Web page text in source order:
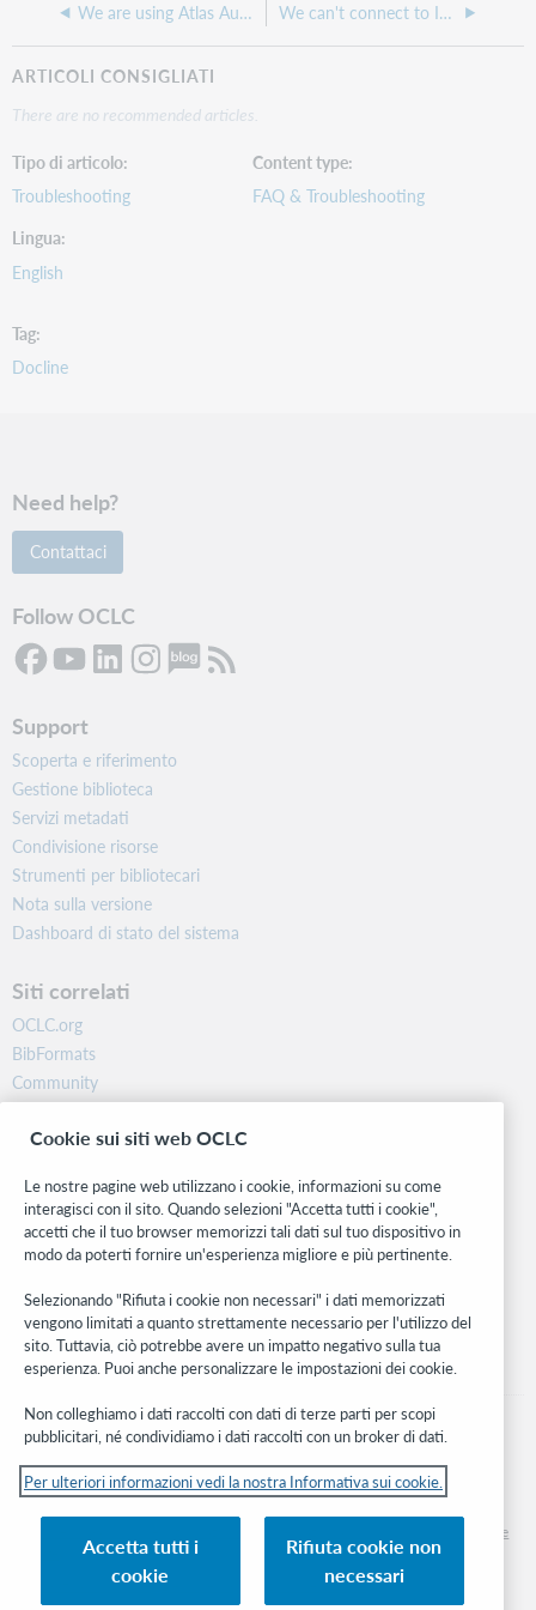
We are using Atlas Auth Portal and we just upgraded and having issues with patrons signing in We can't connect to ILLiad or WorldShare ILL, is ILLiad down?
ARTICOLI CONSIGLIATI
There are no recommended articles.
Tipo di articolo
Troubleshooting
Content type
FAQ & Troubleshooting
Lingua
English
Tag
Docline
Need help?
Contattaci
Follow OCLC
Support
Scoperta e riferimento
Gestione biblioteca
Servizi metadati
Condivisione risorse
Strumenti per bibliotecari
Nota sulla versione
Dashboard di stato del sistema
Siti correlati
OCLC.org
BibFormats
Community
Ricerca
WebJunction
Stay in the know.
Ricevi gli ultimi aggiornamenti di prodotti, ricerche, eventi e molto
altro direttamente nella tua casella di posta.
Subscribe now
© 2026 OCLC
Marchi e/o marchi di servizio nazionali e internazionali di OCLC, Inc. e delle sue
Informativa sui cookie Elenco e impostazioni dei cookie
Cookie sui siti web OCLC
Le nostre pagine web utilizzano i cookie, informazioni su come
interagisci con il sito. Quando selezioni "Accetta tutti i cookie",
accetti che il tuo browser memorizzi tali dati sul tuo dispositivo in
modo da poterti fornire un'esperienza migliore e più pertinente.
Selezionando "Rifiuta i cookie non necessari" i dati memorizzati
vengono limitati a quanto strettamente necessario per l'utilizzo del
sito. Tuttavia, ciò potrebbe avere un impatto negativo sulla tua
esperienza. Puoi anche personalizzare le impostazioni dei cookie.
Non colleghiamo i dati raccolti con dati di terze parti per scopi
pubblicitari, né condividiamo i dati raccolti con un broker di dati.
Per ulteriori informazioni vedi la nostra Informativa sui cookie.
Accetta tutti i
cookie
Rifiuta cookie non
necessari